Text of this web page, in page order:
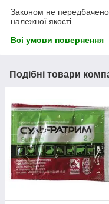
Законом не
належної якості
Всі умови повернення
Подібні товари